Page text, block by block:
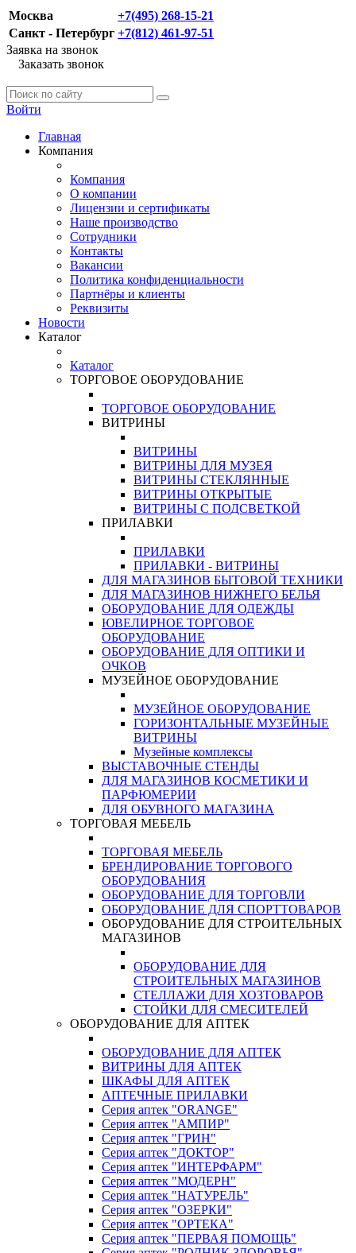
Москва
+7(495) 268-15-21
Санкт - Петербург +7(812) 461-97-51
Заявка на звонок
Заказать звонок
Войти
Главная
Компания
Компания
О компании
Лицензии и сертификаты
Наше производство
Сотрудники
Контакты
Вакансии
Политика конфиденциальности
Партнёры и клиенты
Реквизиты
Новости
Каталог
Каталог
ТОРГОВОЕ ОБОРУДОВАНИЕ
ТОРГОВОЕ ОБОРУДОВАНИЕ
ВИТРИНЫ
ВИТРИНЫ
ВИТРИНЫ ДЛЯ МУЗЕЯ
ВИТРИНЫ СТЕКЛЯННЫЕ
ВИТРИНЫ ОТКРЫТЫЕ
ВИТРИНЫ С ПОДСВЕТКОЙ
ПРИЛАВКИ
ПРИЛАВКИ
ПРИЛАВКИ - ВИТРИНЫ
ДЛЯ МАГАЗИНОВ БЫТОВОЙ ТЕХНИКИ
ДЛЯ МАГАЗИНОВ НИЖНЕГО БЕЛЬЯ
ОБОРУДОВАНИЕ ДЛЯ ОДЕЖДЫ
ЮВЕЛИРНОЕ ТОРГОВОЕ
ОБОРУДОВАНИЕ
ОБОРУДОВАНИЕ ДЛЯ ОПТИКИ И
ОЧКОВ
МУЗЕЙНОЕ ОБОРУДОВАНИЕ
МУЗЕЙНОЕ ОБОРУДОВАНИЕ
ГОРИЗОНТАЛЬНЫЕ МУЗЕЙНЫЕ
ВИТРИНЫ
Музейные комплексы
ВЫСТАВОЧНЫЕ СТЕНДЫ
ДЛЯ МАГАЗИНОВ КОСМЕТИКИ И
ПАРФЮМЕРИИ
ДЛЯ ОБУВНОГО МАГАЗИНА
ТОРГОВАЯ МЕБЕЛЬ
ТОРГОВАЯ МЕБЕЛЬ
БРЕНДИРОВАНИЕ ТОРГОВОГО
ОБОРУДОВАНИЯ
ОБОРУДОВАНИЕ ДЛЯ ТОРГОВЛИ
ОБОРУДОВАНИЕ ДЛЯ СПОРТТОВАРОВ
ОБОРУДОВАНИЕ ДЛЯ СТРОИТЕЛЬНЫХ
МАГАЗИНОВ
ОБОРУДОВАНИЕ ДЛЯ
СТРОИТЕЛЬНЫХ МАГАЗИНОВ
СТЕЛЛАЖИ ДЛЯ ХОЗТОВАРОВ
СТОЙКИ ДЛЯ СМЕСИТЕЛЕЙ
ОБОРУДОВАНИЕ ДЛЯ АПТЕК
ОБОРУДОВАНИЕ ДЛЯ АПТЕК
ВИТРИНЫ ДЛЯ АПТЕК
ШКАФЫ ДЛЯ АПТЕК
АПТЕЧНЫЕ ПРИЛАВКИ
Серия аптек "ORANGE"
Серия аптек "АМПИР"
Серия аптек "ГРИН"
Серия аптек "ДОКТОР"
Серия аптек "ИНТЕРФАРМ"
Серия аптек "МОДЕРН"
Серия аптек "НАТУРЕЛЬ"
Серия аптек "ОЗЕРКИ"
Серия аптек "ОРТЕКА"
Серия аптек "ПЕРВАЯ ПОМОЩЬ"